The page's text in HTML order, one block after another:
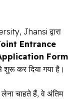
Jhansi द्वारा
Entrance
Form
शुरू कर दिया गया है।
चाहते हैं, वे अंतिम